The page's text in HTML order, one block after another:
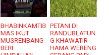
BHABINKAMTIB
MAS IKUT
MUSRENBANG
BERI
PETANI DI
RANDUBLATUN
G KHAWATIR
HAMA WERENG